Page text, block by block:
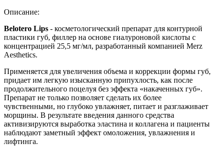
Описание:
Belotero Lips - косметологический препарат для контурной
пластики губ, филлер на основе гиалуроновой кислоты с
концентрацией 25,5 мг/мл, разработанный компанией Merz
Aesthetics.
Применяется для увеличения объема и коррекции формы губ,
придает им легкую изысканную припухлость, как после
продолжительного поцелуя без эффекта «накаченных губ».
Препарат не только позволяет сделать их более
чувственными, но глубоко увлажняет, питает и разглаживает
морщины. В результате введения данного средства
активизируются выработка эластина и коллагена и пациенты
наблюдают заметный эффект омоложения, увлажнения и
лифтинга.